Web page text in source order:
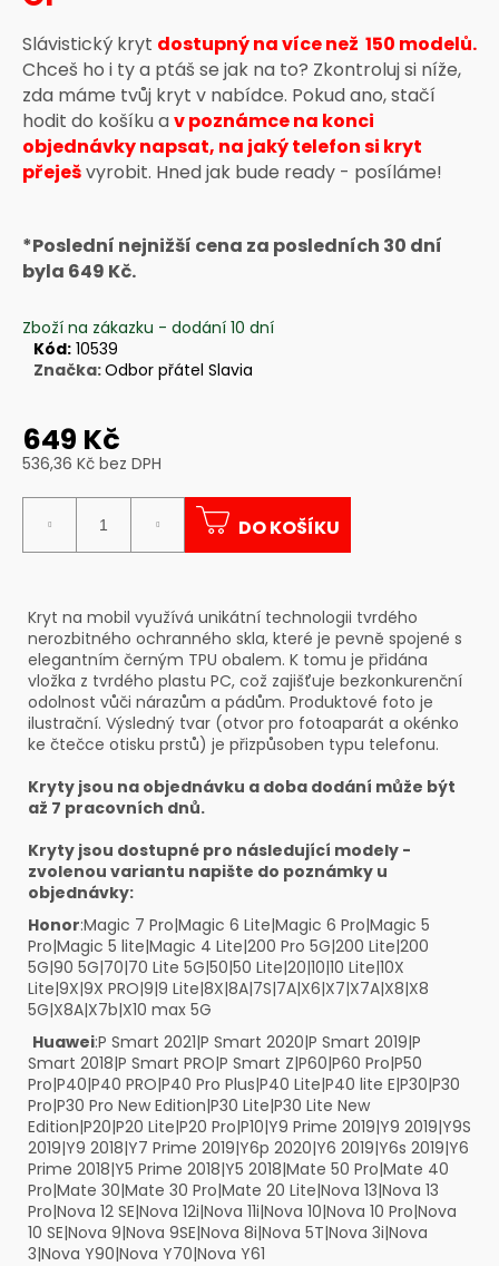
Slávistický kryt dostupný na více než 150 modelů.
Chceš ho i ty a ptáš se jak na to? Zkontroluj si níže,
zda máme tvůj kryt v nabídce. Pokud ano, stačí
hodit do košíku av poznámce na konci
objednávky napsat, na jaký telefon si kryt
přeješvyrobit. Hned jak bude ready - posíláme!
*Poslední nejnižší cena za posledních 30 dní
byla 649 Kč.
Zboží na zákazku - dodání 10 dní
Kód: 10539
Značka:Odbor přátel Slavia
649 Kč
536,36 Kč bez DPH
cena:
DO KOŠÍKU
Kryt na mobil využívá unikátní technologii tvrdého
nerozbitného ochranného skla, které je pevně spojené s
elegantním černým TPU obalem. K tomu je přidána
vložka z tvrdého plastu PC, což zajišťuje bezkonkurenční
odolnost vůči nárazům a pádům. Produktové foto je
ilustrační. Výsledný tvar (otvor pro fotoaparát a okénko
ke čtečce otisku prstů) je přizpůsoben typu telefonu.
Kryty jsou na objednávku a doba dodání může být
až 7 pracovních dnů.
Kryty jsou dostupné pro následující modely -
zvolenou variantu napište do poznámky u
objednávky:
Honor:Magic 7 Pro|Magic 6 Lite|Magic 6 Pro|Magic 5
Pro|Magic 5 lite|Magic 4 Lite|200 Pro 5G|200 Lite|200
5G|90 5G|70|70 Lite 5G|50|50 Lite|20|10|10 Lite|10X
Lite|9X|9X PRO|9|9 Lite|8X|8A|7S|7A|X6|X7|X7A|X8|X8
5G|X8A|X7b|X10 max 5G
Huawei:P Smart 2021|P Smart 2020|P Smart 2019|P
Smart 2018|P Smart PRO|P Smart Z|P60|P60 Pro|P50
Pro|P40|P40 PRO|P40 Pro Plus|P40 Lite|P40 lite E|P30|P30
Pro|P30 Pro New Edition|P30 Lite|P30 Lite New
Edition|P20|P20 Lite|P20 Pro|P10|Y9 Prime 2019|Y9 2019|Y9S
2019|Y9 2018|Y7 Prime 2019|Y6p 2020|Y6 2019|Y6s 2019|Y6
Prime 2018|Y5 Prime 2018|Y5 2018|Mate 50 Pro|Mate 40
Pro|Mate 30|Mate 30 Pro|Mate 20 Lite|Nova 13|Nova 13
Pro|Nova 12 SE|Nova 12i|Nova 11i|Nova 10|Nova 10 Pro|Nova
10 SE|Nova 9|Nova 9SE|Nova 8i|Nova 5T|Nova 3i|Nova
3|Nova Y90|Nova Y70|Nova Y61
a
j
í
t
?
HLEDAT
D
o
o
r
u
č
j
e